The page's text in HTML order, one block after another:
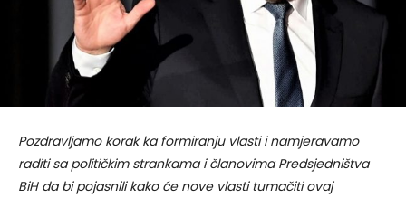
Pozdravljamo korak ka formiranju vlasti i namjeravamo
raditi sa političkim strankama i članovima Predsjedništva
BiH da bi pojasnili kako će nove vlasti tumačiti ovaj